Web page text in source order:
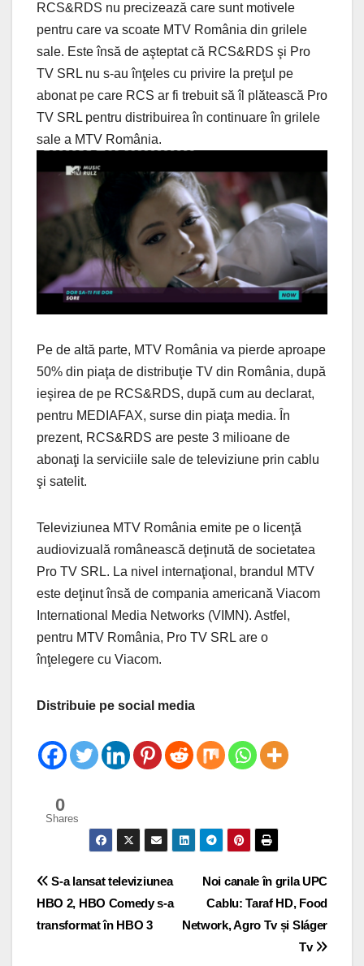
RCS&RDS nu precizează care sunt motivele
pentru care va scoate MTV România din grilele
sale. Este însă de aşteptat că RCS&RDS şi Pro
TV SRL nu s-au înţeles cu privire la preţul pe
abonat pe care RCS ar fi trebuit să îl plătească Pro
TV SRL pentru distribuirea în continuare în grilele
sale a MTV România.
Pe de altă parte, MTV România va pierde aproape
50% din piaţa de distribuţie TV din România, după
ieşirea de pe RCS&RDS, după cum au declarat,
pentru MEDIAFAX, surse din piaţa media. În
prezent, RCS&RDS are peste 3 milioane de
abonaţi la serviciile sale de televiziune prin cablu
şi satelit.
Televiziunea MTV România emite pe o licenţă
audiovizuală românească deţinută de societatea
Pro TV SRL. La nivel internaţional, brandul MTV
este deţinut însă de compania americană Viacom
International Media Networks (VIMN). Astfel,
pentru MTV România, Pro TV SRL are o
înţelegere cu Viacom.
Distribuie pe social media
0
Shares
Post
navigation
Noi canale în grila UPC
Cablu: Taraf HD, Food
Network, Agro Tv și Sláger
Tv
S-a lansat televiziunea
HBO 2, HBO Comedy s-a
transformat în HBO 3